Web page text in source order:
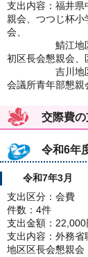
支出内容：福井県
親会、つつじ杯小
会、
鯖江地区初
初区長会懇親会、
吉川地区初
会議所青年部懇親
交際費
令和6年
令和7年3月
支出区分：会費
件数：4件
支出金額：22,000
支出内容：外務省
地区区長会懇親会